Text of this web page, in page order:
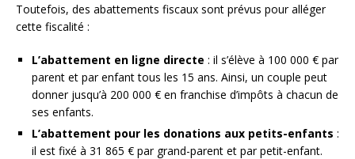
Toutefois, des abattements fiscaux sont prévus pour alléger
cette fiscalité :
L’abattement en ligne directe : il s’élève à 100 000 € par
parent et par enfant tous les 15 ans. Ainsi, un couple peut
donner jusqu’à 200 000 € en franchise d’impôts à chacun de
ses enfants.
L’abattement pour les donations aux petits-enfants :
il est fixé à 31 865 € par grand-parent et par petit-enfant.